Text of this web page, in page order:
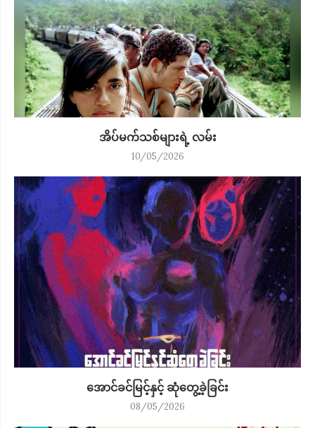
အိပ်မက်သစ်များရဲ့ လမ်း
10/05/2026
အောင်ခင်မြင့်နှင့် ဆုံတွေ့ခဲ့ခြင်း
08/05/2026